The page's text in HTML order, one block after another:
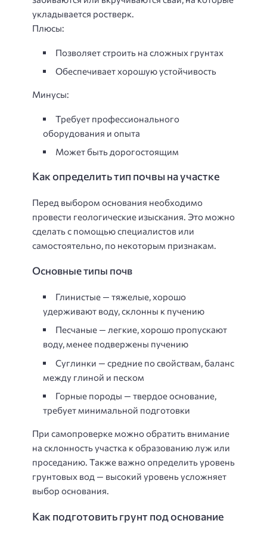
укладывается ростверк.
Плюсы:
Позволяет строить на сложных грунтах
Обеспечивает хорошую устойчивость
Минусы:
Требует профессионального
оборудования и опыта
Может быть дорогостоящим
Как определить тип почвы на участке
Перед выбором основания необходимо
провести геологические изыскания. Это можно
сделать с помощью специалистов или
самостоятельно, по некоторым признакам.
Основные типы почв
Глинистые — тяжелые, хорошо
удерживают воду, склонны к пучению
Песчаные — легкие, хорошо пропускают
воду, менее подвержены пучению
Суглинки — средние по свойствам, баланс
между глиной и песком
Горные породы — твердое основание,
требует минимальной подготовки
При самопроверке можно обратить внимание
на склонность участка к образованию луж или
проседанию. Также важно определить уровень
грунтовых вод — высокий уровень усложняет
выбор основания.
Как подготовить грунт под основание